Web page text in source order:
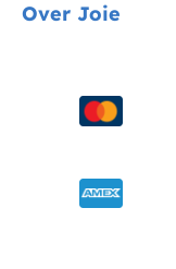
Kinderstoelen
Wiegen &
Compatibele
Over Joie
Over ons